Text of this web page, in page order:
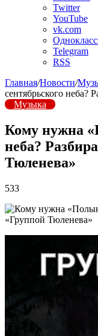
Twitter
YouTube
vk.com
Telegram
RSS
Главная/Новости/
сентябрьского неба?
Музыка
Кому нужна
неба?
Тюленева»
533